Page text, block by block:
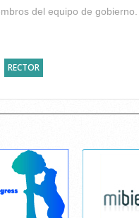
del equipo de gobierno.
RECTOR